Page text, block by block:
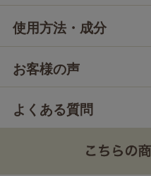
●定期便の差額請求について
〈途中解約の場合のお支払い総額
ーポン不使用の場合）〉
円 ＝ 2,920円）
2回目解約の場合(税抜) / 初回価格
3,950円
●全額返金保証について
万が一ご満足いただけなかった場
対象商品の容器返品で商品代金を
使用方法・成分
お客様の声
よくある質問